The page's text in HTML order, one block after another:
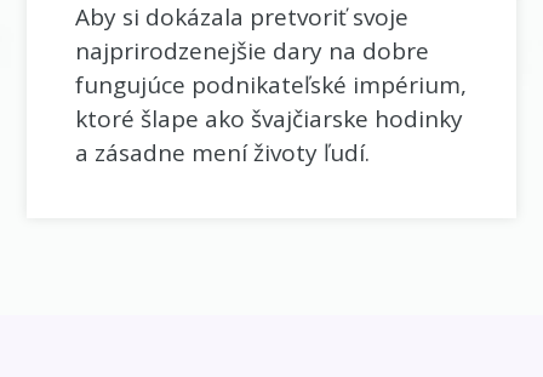
Aby si dokázala pretvoriť svoje
najprirodzenejšie dary na dobre
fungujúce podnikateľské impérium,
ktoré šlape ako švajčiarske hodinky
a zásadne mení životy ľudí.